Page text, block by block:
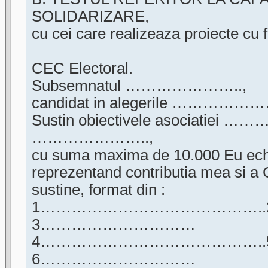
SOLIDARIZARE,
cu cei care realizeaza proiecte cu
CEC Electoral.
Subsemnatul …………………..,
candidat in alegerile
Sustin obiectivele asociatiei
…………………..,
cu suma maxima de 10.000 Eu
reprezentand contributia mea si a
sustine, format din :
3…………………………
6…………………………